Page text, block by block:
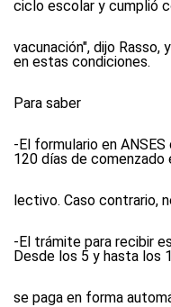
ciclo escolar y cumplió
vacunación", dijo Rasso,
en estas condiciones.
Para saber
-El formulario en
120 días de comenzado
lectivo. Caso contrario,
-El trámite para recibir
Desde los 5 y hasta los
se paga en forma